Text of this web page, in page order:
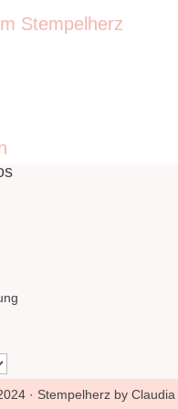
Stempelherz
· Stempelherz by